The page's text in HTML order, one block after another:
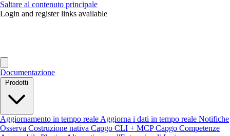
Saltare al contenuto principale
Login and register links available
Documentazione
Prodotti
Aggiornamento in tempo reale Aggiorna i dati in tempo reale Notifiche
Osserva Costruzione nativa Capgo CLI + MCPCapgo Competenze